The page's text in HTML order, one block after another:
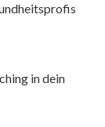
in dein